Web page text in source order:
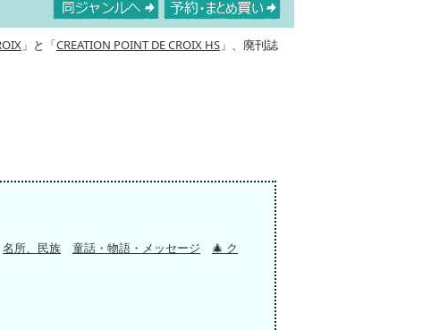
」と「CREATION POINT DE CROIX HS 」、廃刊誌
名所、民族 童話・物語・メッセージ
🎄 ク